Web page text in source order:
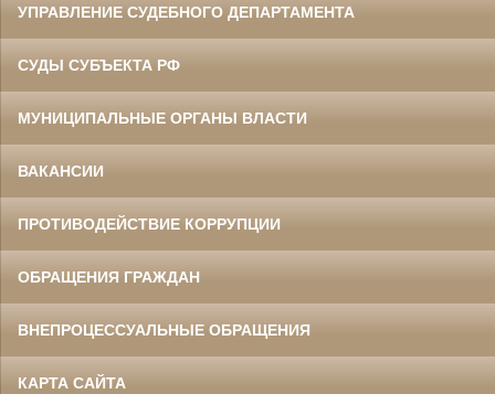
УПРАВЛЕНИЕ СУДЕБНОГО ДЕПАРТАМЕНТА
СУДЫ СУБЪЕКТА РФ
МУНИЦИПАЛЬНЫЕ ОРГАНЫ ВЛАСТИ
ВАКАНСИИ
ПРОТИВОДЕЙСТВИЕ КОРРУПЦИИ
ОБРАЩЕНИЯ ГРАЖДАН
ВНЕПРОЦЕССУАЛЬНЫЕ ОБРАЩЕНИЯ
КАРТА САЙТА